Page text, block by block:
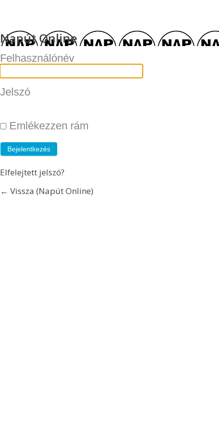
Napút Online
Felhasználónév
Jelszó
Emlékezzen rám
Elfelejtett jelszó?
← Vissza (Napút Online)